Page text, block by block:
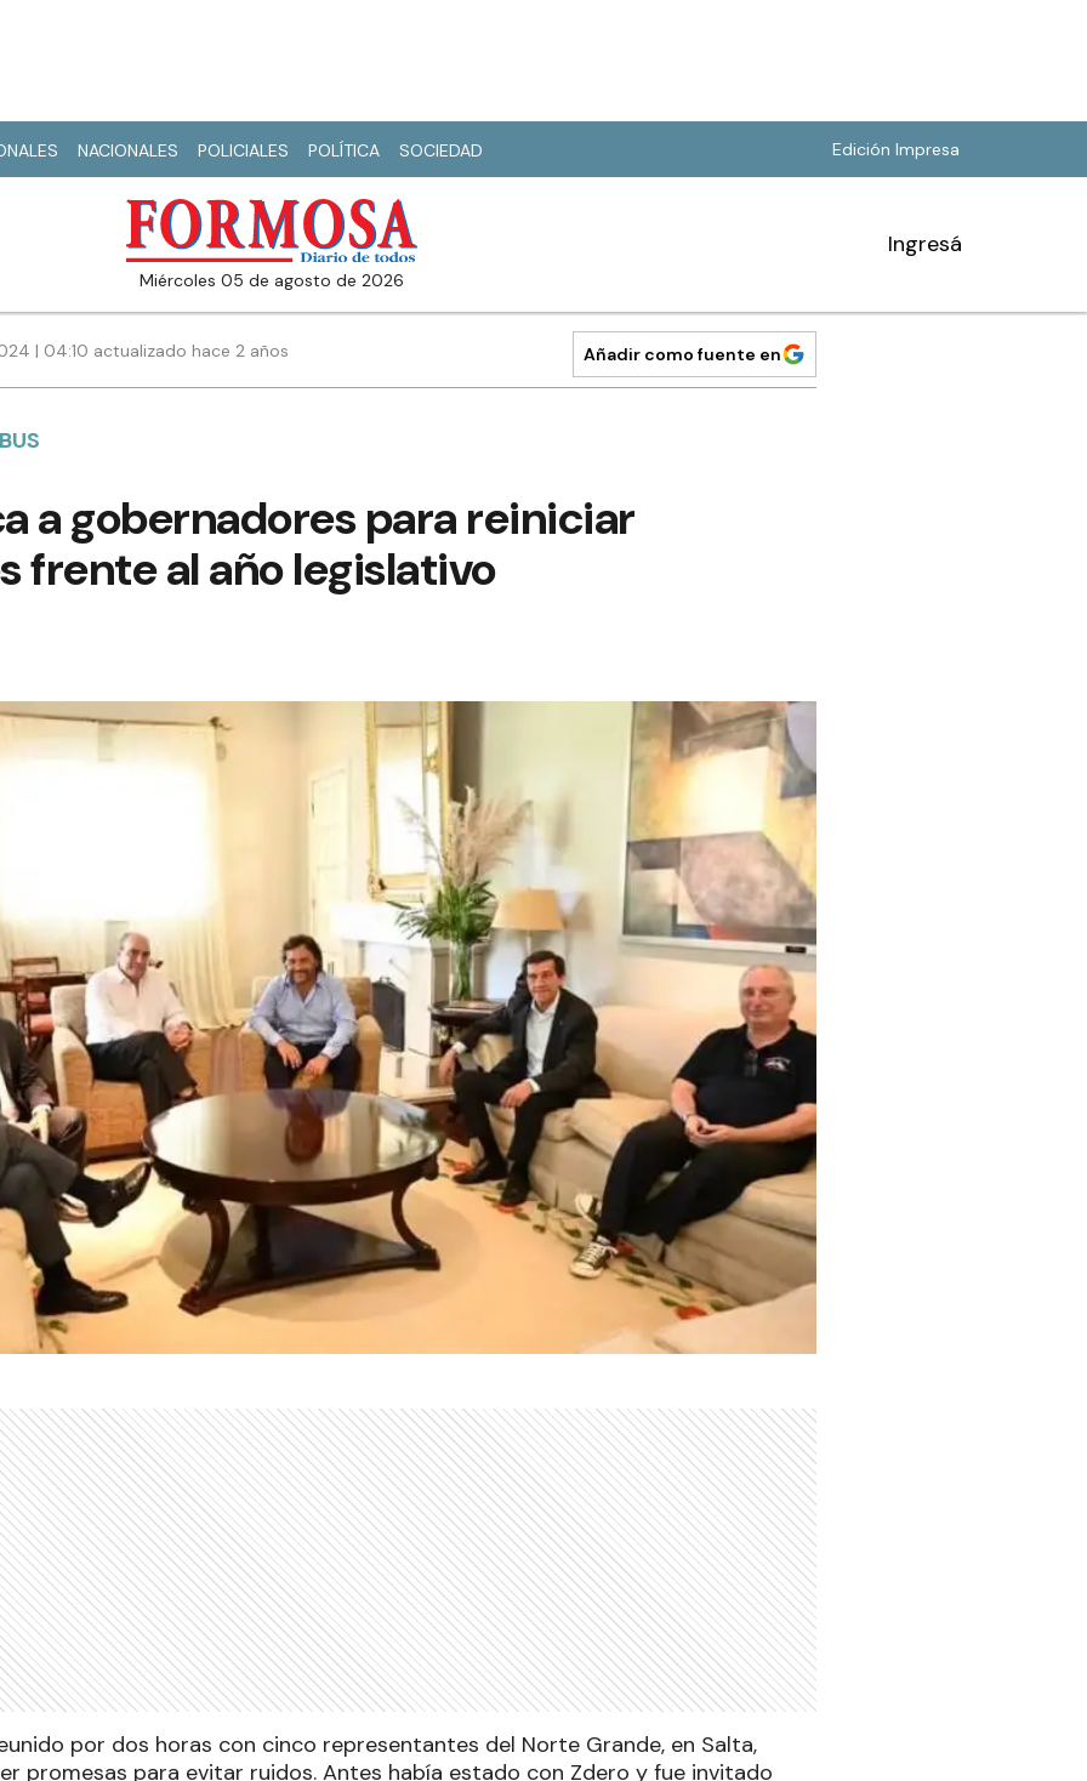
NACIONALES POLICIALES POLÍTICA SOCIEDAD Edición Impresa
miércoles 05 de agosto de 2026
Ingresá
| 04:10 actualizado hace 2 años Añadir como fuente en
a gobernadores para reiniciar
frente al año legislativo
por dos horas con cinco representantes del Norte Grande, en Salta,
promesas para evitar ruidos. Antes había estado con Zdero y fue invitado